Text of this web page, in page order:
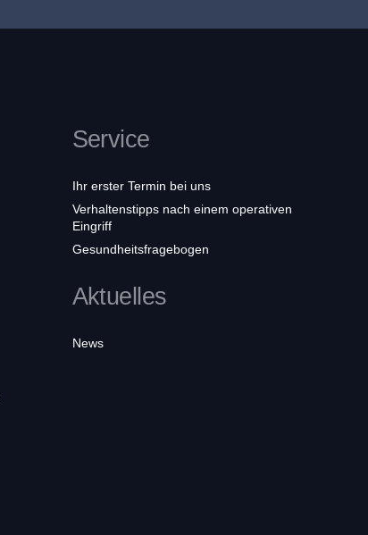
Service
Ihr erster Termin bei uns
Verhaltenstipps nach einem operativen
Eingriff
Gesundheitsfragebogen
Aktuelles
News